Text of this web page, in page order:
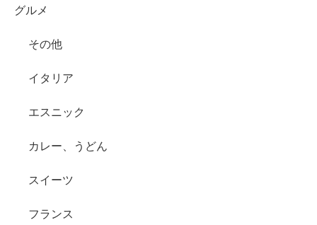
グルメ
その他
イタリア
エスニック
カレー、うどん
スイーツ
フランス